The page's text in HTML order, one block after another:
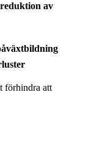
av
förhindra att